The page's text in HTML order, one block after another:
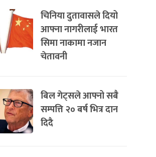
चिनिया दुतावासले दियो
आफ्ना नागरीलाई भारत
सिमा नाकामा नजान
चेतावनी
बिल गेट्सले आफ्नो सबै
सम्पत्ति २० बर्ष भित्र दान
दिदै